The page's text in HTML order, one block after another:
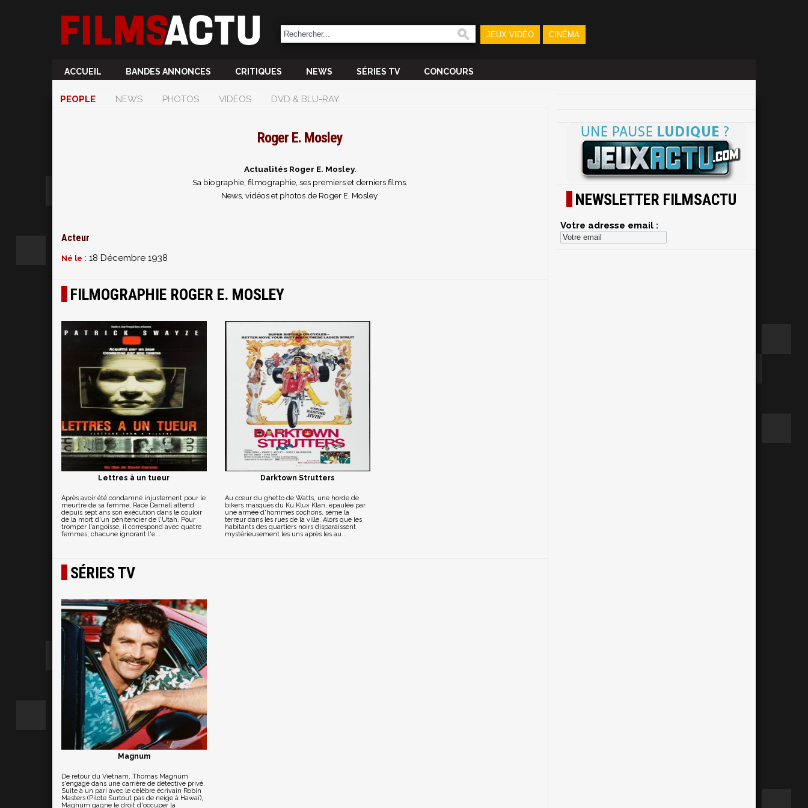
JEUX VIDÉO CINÉMA
ACCUEIL BANDES ANNONCES CRITIQUES NEWS SÉRIES TV CONCOURS
PEOPLE NEWS PHOTOS VIDÉOS DVD & BLU-RAY
Roger E. Mosley
Actualités Roger E. Mosley.
Sa biographie, filmographie, ses premiers et derniers films.
News, vidéos et photos de Roger E. Mosley.
Acteur
Né le : 18 Décembre 1938
FILMOGRAPHIE ROGER E. MOSLEY
Lettres à un tueur
Après avoir été condamné injustement pour le
meurtre de sa femme, Race Darnell attend
depuis sept ans son exécution dans le couloir
de la mort d'un pénitencier de l'Utah. Pour
tromper l'angoisse, il correspond avec quatre
femmes, chacune ignorant l'e...
Darktown Strutters
Au cœur du ghetto de Watts, une horde de
bikers masqués du Ku Klux Klan, épaulée par
une armée d'hommes cochons, sème la
terreur dans les rues de la ville. Alors que les
habitants des quartiers noirs disparaissent
mystérieusement les uns après les au...
SÉRIES TV
Magnum
De retour du Vietnam, Thomas Magnum
s'engage dans une carrière de détective privé.
Suite à un pari avec le célèbre écrivain Robin
Masters (Pilote Surtout pas de neige à Hawaï),
Magnum gagne le droit d'occuper la
NEWSLETTER FILMSACTU
Votre adresse email :